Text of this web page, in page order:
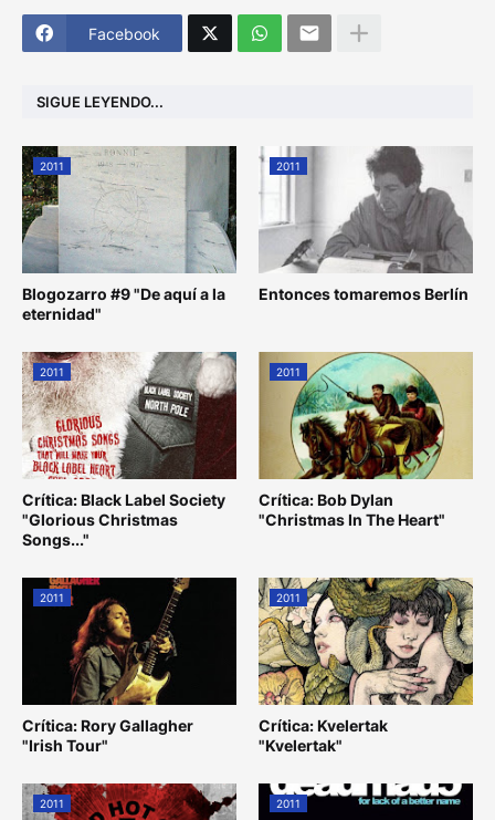
Facebook
SIGUE LEYENDO...
2011
Blogozarro #9 "De aquí a la
eternidad"
2011
Entonces tomaremos Berlín
2011
Crítica: Black Label Society
"Glorious Christmas
Songs..."
2011
Crítica: Bob Dylan
"Christmas In The Heart"
2011
Crítica: Rory Gallagher
"Irish Tour"
2011
Crítica: Kvelertak
"Kvelertak"
2011 2011